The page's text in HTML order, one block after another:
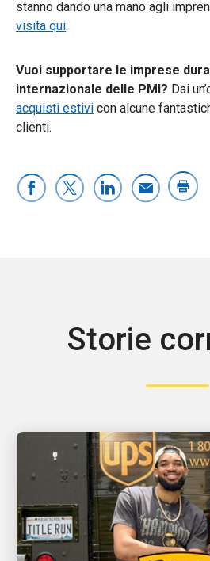
stanno dando una mano agli
visita qui.
Vuoi supportare le imprese
internazionale delle PMI? Dai
acquisti estivi con alcune
clienti.
Storie